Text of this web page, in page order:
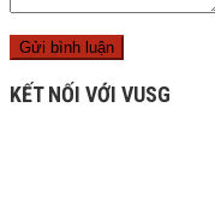
KẾT NỐI VỚI VUSG